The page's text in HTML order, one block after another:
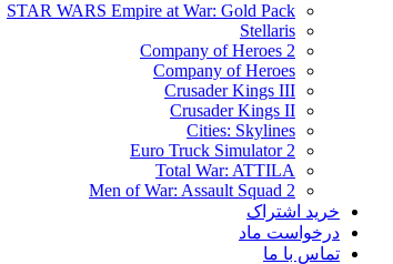
STAR WARS Empire at War: Gold Pack
Stellaris
Company of Heroes 2
Company of Heroes
Crusader Kings III
Crusader Kings II
Cities: Skylines
Euro Truck Simulator 2
Total War: ATTILA
Men of War: Assault Squad 2
خرید اشتراک
درخواست ماد
تماس با ما